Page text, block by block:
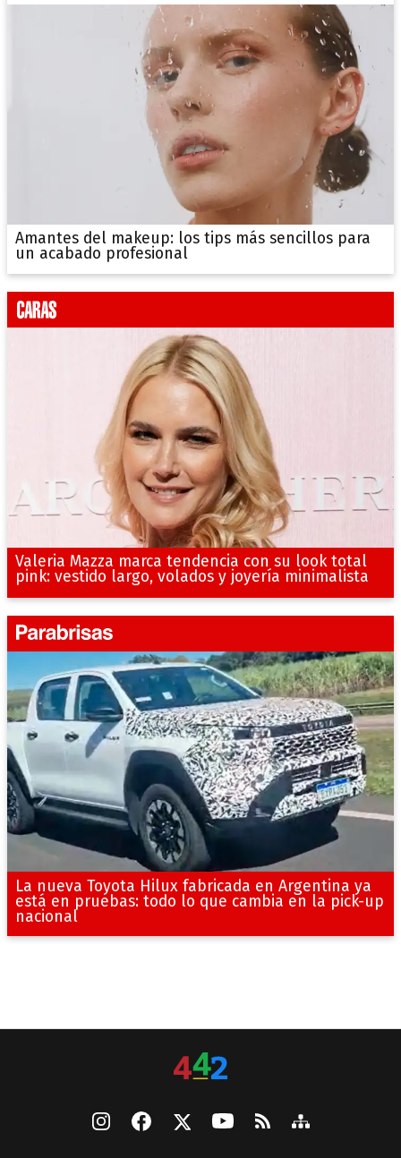
Amantes del makeup: los tips más sencillos para
un acabado profesional
Valeria Mazza marca tendencia con su look total
pink: vestido largo, volados y joyería minimalista
La nueva Toyota Hilux fabricada en Argentina ya
está en pruebas: todo lo que cambia en la pick-up
nacional